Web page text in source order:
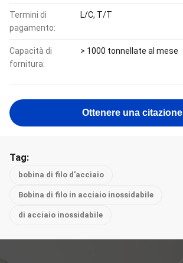
Termini di
pagamento:
L/C, T/T
Capacità di
fornitura:
> 1000 tonnellate al mese
Ottenere una citazione
Tag:
bobina di filo d'acciaio
Bobina di filo in acciaio inossidabile
di acciaio inossidabile